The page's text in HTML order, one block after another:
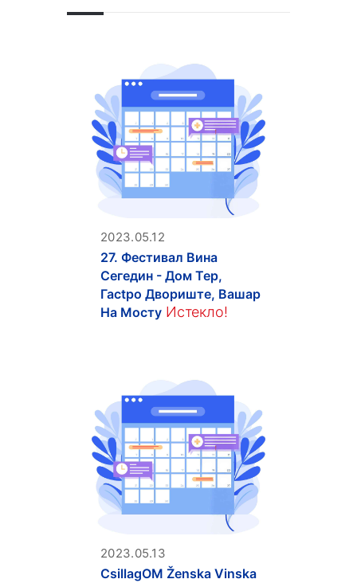
2023.05.12
27. Фестивал Вина
Сегедин - Дом Тер,
Гасtpo Двориште, Вашар
На Мосту Истекло!
2023.05.13
CsillagOM Ženska Vinska